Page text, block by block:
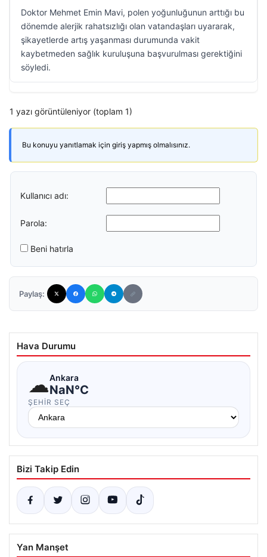
Doktor Mehmet Emin Mavi, polen yoğunluğunun arttığı bu
dönemde alerjik rahatsızlığı olan vatandaşları uyararak,
şikayetlerde artış yaşanması durumunda vakit
kaybetmeden sağlık kuruluşuna başvurulması gerektiğini
söyledi.
1 yazı görüntüleniyor (toplam 1)
Bu konuyu yanıtlamak için giriş yapmış olmalısınız.
Kullanıcı adı:
Parola:
Beni hatırla
Paylaş:
Hava Durumu
☁Ankara
NaN°C
ŞEHIR SEÇ
Bizi Takip Edin
Yan Manşet